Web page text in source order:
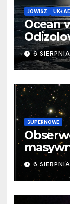
JOWISZ
Ocean
barierę
6
SUPERNOWE
cenne
6